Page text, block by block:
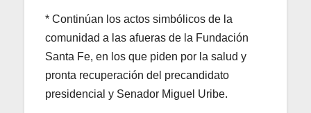
* Continúan los actos simbólicos de la
comunidad a las afueras de la Fundación
Santa Fe, en los que piden por la salud y
pronta recuperación del precandidato
presidencial y Senador Miguel Uribe.